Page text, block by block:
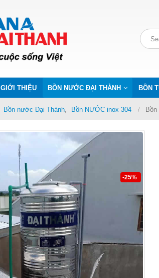
GIỚI THIỆU BỒN NƯỚC ĐẠI THÀNH BỒN
Bồn nước Đại Thành, Bồn NƯỚC inox 304
-25%